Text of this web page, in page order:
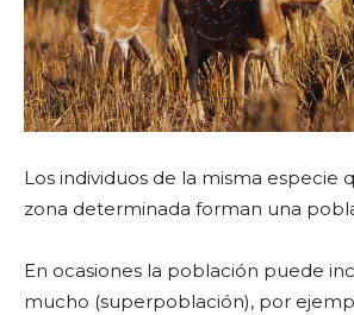
Los individuos de la misma especie
zona determinada forman una
En ocasiones la población puede
mucho (superpoblación), por